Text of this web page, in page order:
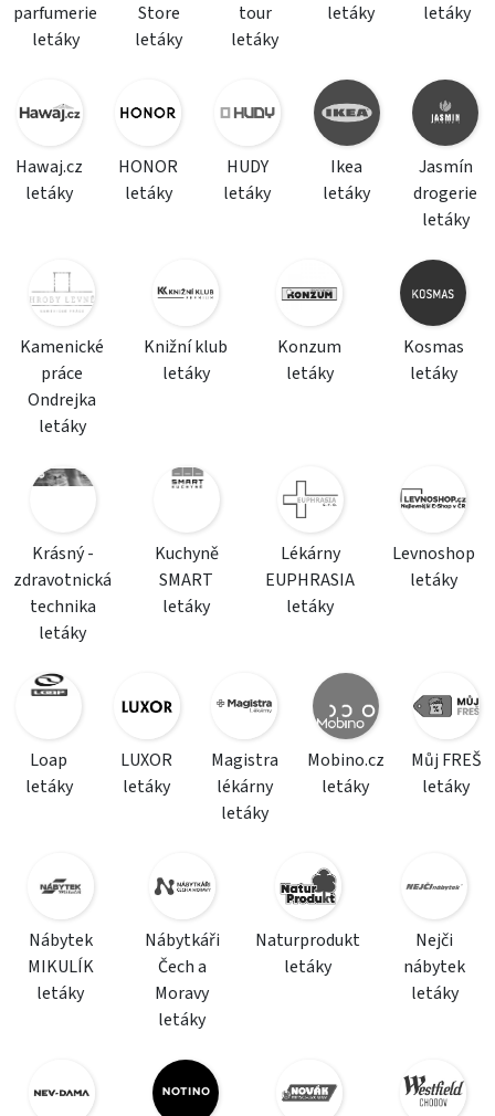
parfumerie
letáky
Store
letáky
tour
letáky
letáky
letáky
Hawaj.cz
letáky
HONOR
letáky
HUDY
letáky
Ikea
letáky
Jasmín
drogerie
letáky
Kamenické
práce
Ondrejka
letáky
Knižní klub
letáky
Konzum
letáky
Kosmas
letáky
Krásný -
zdravotnická
technika
letáky
Kuchyně
SMART
letáky
Lékárny
EUPHRASIA
letáky
Levnoshop
letáky
Loap
letáky
LUXOR
letáky
Magistra
lékárny
letáky
Mobino.cz
letáky
Můj FREŠ
letáky
Nábytek
MIKULÍK
letáky
Nábytkáři
Čech a
Moravy
letáky
Naturprodukt
letáky
Nejči
nábytek
letáky